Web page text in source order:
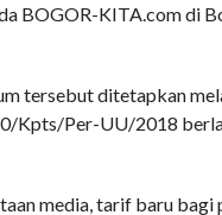
BOGOR-KITA.com di
tersebut ditetapkan
Kpts/Per-UU/2018
media, tarif baru bagi